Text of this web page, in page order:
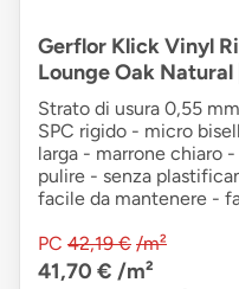
Gerflor Klick Vinyl
Lounge Oak
Strato di usura 0,55
SPC rigido - micro
larga - marrone chiaro
pulire - senza
facile da mantenere -
PC 42,19 € /m²
41,70 € /m²